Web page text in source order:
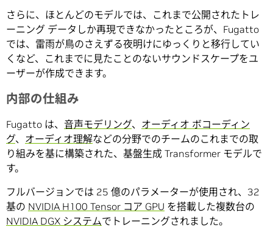
さらに、ほとんどのモデルでは、これまで公開されたトレ
ーニング データしか再現できなかったところが、Fugatto
では、雷雨が鳥のさえずる夜明けにゆっくりと移行してい
くなど、これまでに見たことのないサウンドスケープをユ
ーザーが作成できます。
内部の仕組み
Fugatto は、 音声モデリング、 オーディオ ボコーディン
グ、 オーディオ理解などの分野でのチームのこれまでの取
り組みを基に構築された、基盤生成 Transformer モデルで
す。
フルバージョンでは 25 億のパラメーターが使用され、32
基の NVIDIA H100 Tensor コア GPU を搭載した複数台の
NVIDIA DGX システムでトレーニングされました。